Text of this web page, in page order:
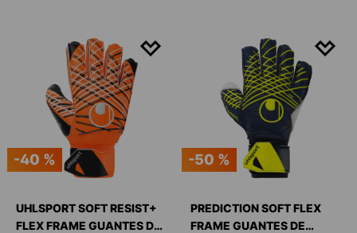
-40 %
UHLSPORT SOFT RESIST+
FLEX FRAME GUANTES DE
-50 %
PREDICTION SOFT FLEX
FRAME GUANTES DE